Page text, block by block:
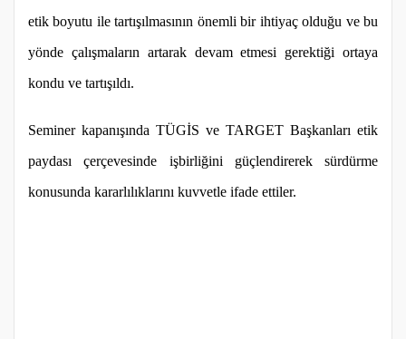
etik boyutu ile tartışılmasının önemli bir ihtiyaç olduğu ve bu
yönde çalışmaların artarak devam etmesi gerektiği ortaya
kondu ve tartışıldı.
Seminer kapanışında TÜGİS ve TARGET Başkanları etik
paydası çerçevesinde işbirliğini güçlendirerek sürdürme
konusunda kararlılıklarını kuvvetle ifade ettiler.